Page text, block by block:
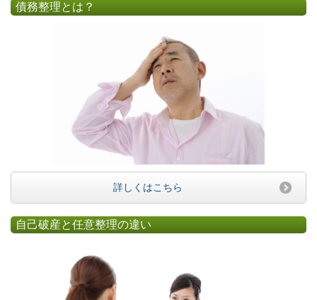
債務整理とは？
詳しくはこちら
自己破産と任意整理の違い